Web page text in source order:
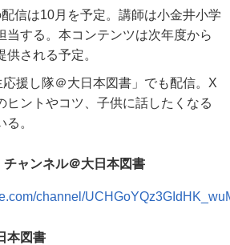
信は10月を予定。講師は小金井小学
当する。本コンテンツは次年度から
される予定。
応援し隊＠大日本図書」でも配信。 X
ヒントやコツ、子供に話したくなる
。
チャンネル＠大日本図書
channel/
本図書